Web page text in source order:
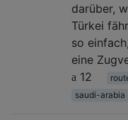
darüber,
Türkei
so
eine
12
saudi-arabia